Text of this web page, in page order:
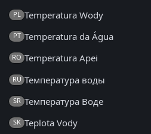
PL Temperatura Wody
PT Temperatura da Água
RO Temperatura Apei
RU Температура воды
SR Температура Воде
SK Teplota Vody